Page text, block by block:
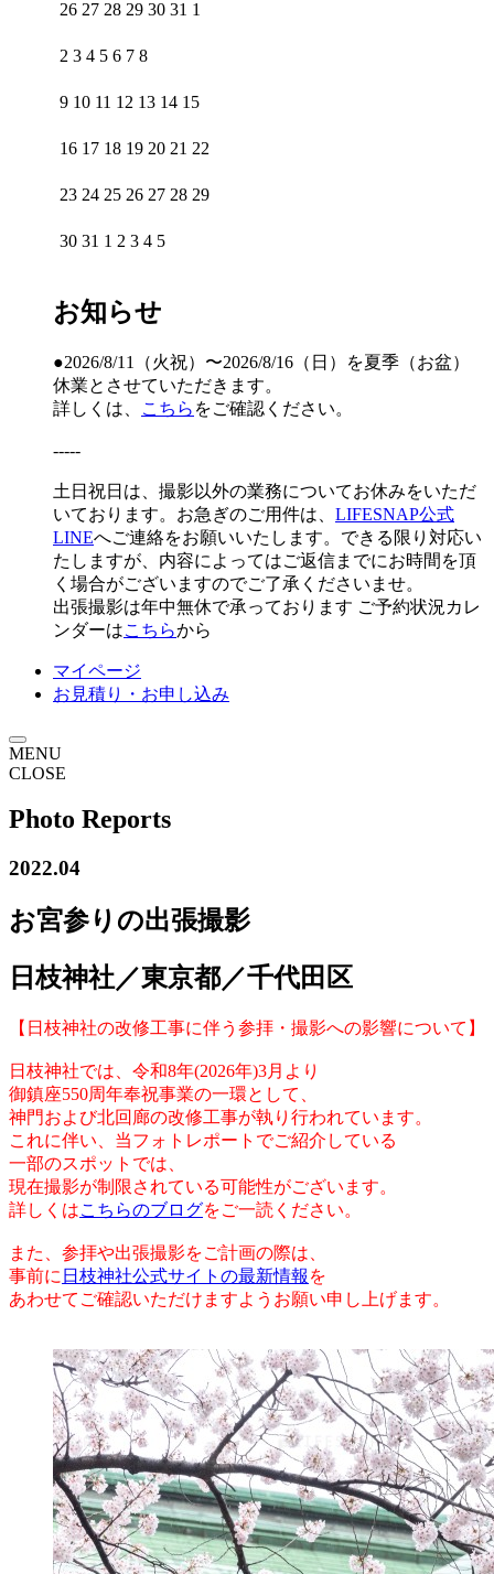
26 27 28 29 30 31 1
2 3 4 5 6 7 8
9 10 11 12 13 14 15
16 17 18 19 20 21 22
23 24 25 26 27 28 29
30 31 1 2 3 4 5
お知らせ
●2026/8/11（火祝）〜2026/8/16（日）を夏季（お盆）
休業とさせていただきます。
詳しくは、
こちら をご確認ください。
-----
土日祝日は、撮影以外の業務についてお休みをいただ
いております。お急ぎのご用件は、 LIFESNAP公式
LINEへご連絡をお願いいたします。できる限り対応い
たしますが、内容によってはご返信までにお時間を頂
く場合がございますのでご了承くださいませ。
出張撮影は年中無休で承っております ご予約状況カレ
ンダーはこちらから
マイページ
お見積り・お申し込み
MENU
CLOSE
Photo Reports
2022.04
お宮参りの出張撮影
日枝神社／東京都／千代田区
【日枝神社の改修工事に伴う参拝・撮影への影響について】
日枝神社では、令和8年(2026年)3月より
御鎮座550周年奉祝事業の一環として、
神門および北回廊の改修工事が執り行われています。
これに伴い、当フォトレポートでご紹介している
一部のスポットでは、
現在撮影が制限されている可能性がございます。
詳しくはこちらのブログをご一読ください。
また、参拝や出張撮影をご計画の際は、
事前に 日枝神社公式サイトの最新情報 を
あわせてご確認いただけますようお願い申し上げます。